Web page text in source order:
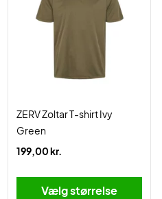
ZERV Zoltar T-shirt Ivy
Green
199,00 kr.
Vælg størrelse